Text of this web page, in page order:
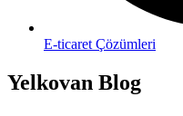
E-ticaret Çözümleri
Yelkovan Blog